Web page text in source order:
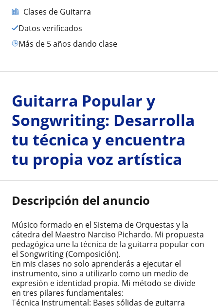
Clases de Guitarra
Datos verificados
más de 5 años dando clase
Guitarra Popular y
Songwriting: Desarrolla
tu técnica y encuentra
tu propia voz artística
Descripción del anuncio
Músico formado en el Sistema de Orquestas y la
cátedra del Maestro Narciso Pichardo. Mi propuesta
pedagógica une la técnica de la guitarra popular con
el Songwriting (Composición).
En mis clases no solo aprenderás a ejecutar el
instrumento, sino a utilizarlo como un medio de
expresión e identidad propia. Mi método se divide
en tres pilares fundamentales:
Técnica Instrumental: Bases sólidas de guitarra